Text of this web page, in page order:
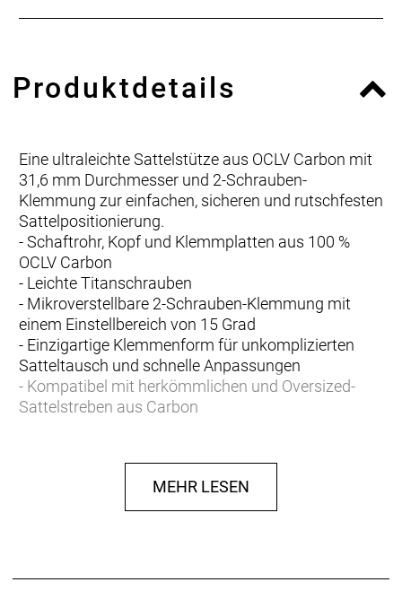
Produktdetails
Eine ultraleichte Sattelstütze aus OCLV Carbon mit
31,6 mm Durchmesser und 2-Schrauben-
Klemmung zur einfachen, sicheren und rutschfesten
Sattelpositionierung.
- Schaftrohr, Kopf und Klemmplatten aus 100 %
OCLV Carbon
- Leichte Titanschrauben
- Mikroverstellbare 2-Schrauben-Klemmung mit
einem Einstellbereich von 15 Grad
- Einzigartige Klemmenform für unkomplizierten
Satteltausch und schnelle Anpassungen
- Kompatibel mit herkömmlichen und Oversized-
Sattelstreben aus Carbon
MEHR LESEN